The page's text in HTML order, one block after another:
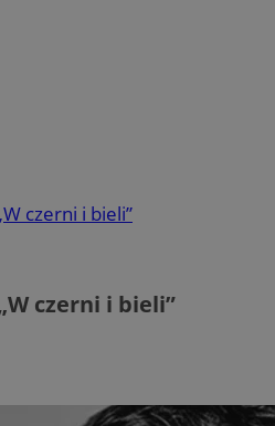
czerni i bieli”
czerni i bieli”